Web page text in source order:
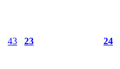
43 23 24